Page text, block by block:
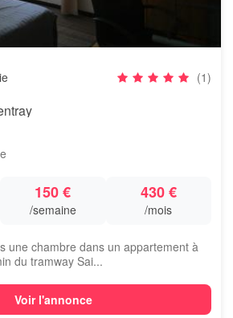
(1)
150 €
/semaine
430 €
/mois
une chambre dans un appartement à
du tramway Sai...
Voir l'annonce